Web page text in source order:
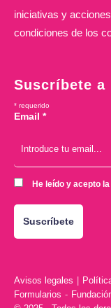
iniciativas y
condiciones de los
Suscríbete a
* requerido
Email *
He leído y acepto la
Avisos legales
Formularios -